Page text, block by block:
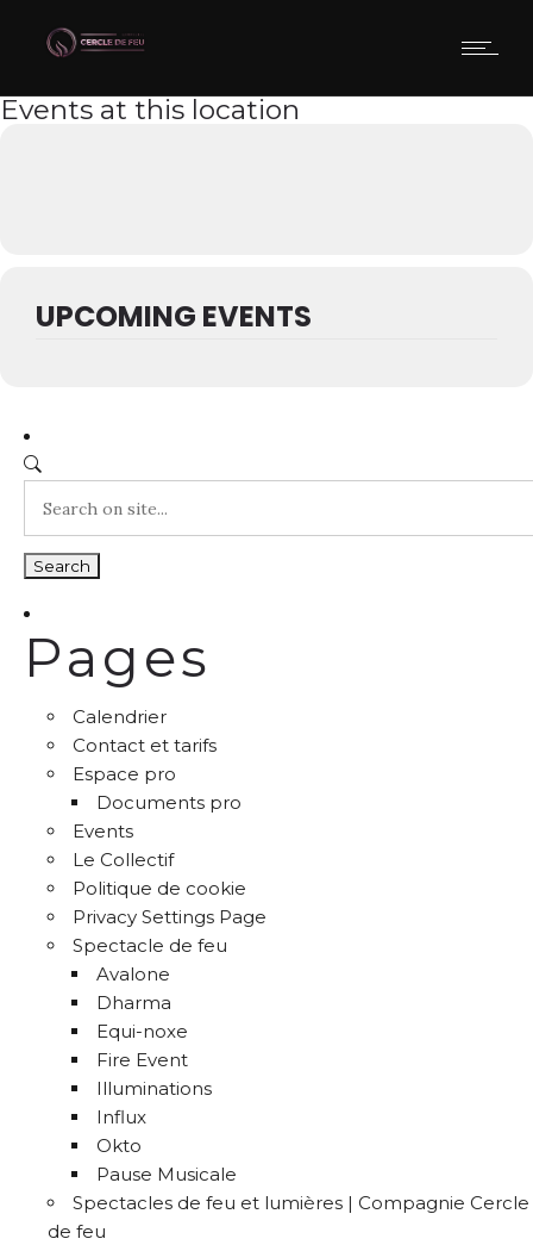
Events at this location
UPCOMING EVENTS
Pages
Calendrier
Contact et tarifs
Espace pro
Documents pro
Events
Le Collectif
Politique de cookie
Privacy Settings Page
Spectacle de feu
Avalone
Dharma
Equi-noxe
Fire Event
Illuminations
Influx
Okto
Pause Musicale
Spectacles de feu et lumières | Compagnie Cercle
de feu